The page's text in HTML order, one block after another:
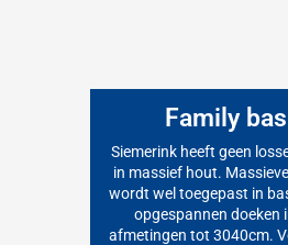
Family
Siemerink heeft geen
in massief hout.
wordt wel toegepast in
opgespannen doeken
afmetingen tot 3040cm.